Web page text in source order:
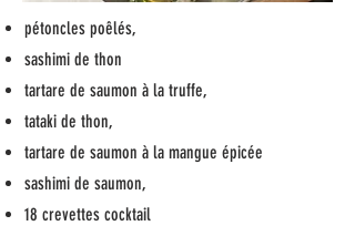
pétoncles poêlés,
sashimi de thon
tartare de saumon à la truffe,
tataki de thon,
tartare de saumon à la mangue épicée
sashimi de saumon,
18 crevettes cocktail